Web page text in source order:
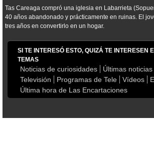
Tas Careaga compró una iglesia en Labarrieta
40 años abandonado y prácticamente en ruinas. El
tres años en convertirlo en un hogar.
SI TE INTERESÓ ESTO, QUIZÁ TE INTERESEN
TEMAS
Noticias de curiosidades
Últimas
Televisión
Programas de Tele Vídeos
Última hora de Las Encartaciones